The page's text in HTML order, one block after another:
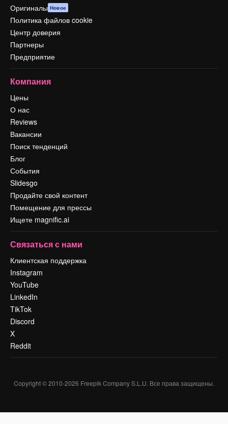
Оригиналы Новое
Политика файлов cookie
Центр доверия
Партнеры
Предприятие
Компания
Цены
О нас
Reviews
Вакансии
Поиск тенденций
Блог
События
Slidesgo
Продайте свой контент
Помещение для прессы
Ищете magnific.ai
Связаться с нами
Клиентская поддержка
Instagram
YouTube
LinkedIn
TikTok
Discord
X
Reddit
Copyright © 2010-2026 Freepik Company S.L.U. Все права защищены.